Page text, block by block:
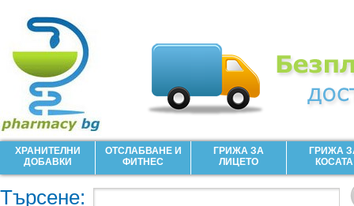
ХРАНИТЕЛНИ
ДОБАВКИ
ОТСЛАБВАНЕ И
ФИТНЕС
ГРИЖА ЗА
ЛИЦЕТО
ГРИЖА
КОСАТА
Търсене: